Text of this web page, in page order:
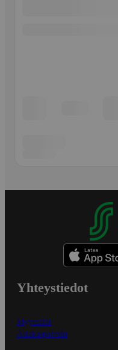
Yhteystiedot
Myymälät
Asiakaspalvelu